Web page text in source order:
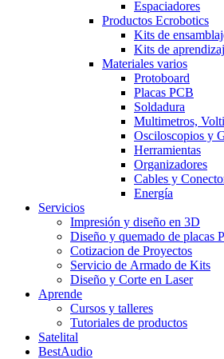
Espaciadores
Productos Ecrobotics
Kits de
Kits de
Materiales varios
Protoboard
Placas PCB
Soldadura
Multimetros,
Osciloscopios y
Herramientas
Organizadores
Cables y
Energía
Servicios
Impresión y diseño en 3D
Diseño y quemado de placas
Cotizacion de Proyectos
Servicio de Armado de Kits
Diseño y Corte en Laser
Aprende
Cursos y talleres
Tutoriales de productos
Satelital
BestAudio